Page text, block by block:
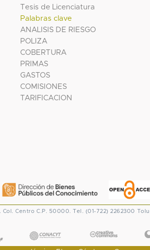
Tesis de Licenciatura
Palabras clave
ANALISIS DE RIESGO
POLIZA
COBERTURA
PRIMAS
GASTOS
COMISIONES
TARIFICACION
Col. Centro C.P. 50000. Tel. (01-722) 2262300